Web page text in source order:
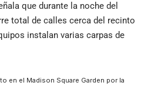
que durante la noche del
total de calles cerca del recinto
instalan varias carpas de
en el Madison Square Garden por la